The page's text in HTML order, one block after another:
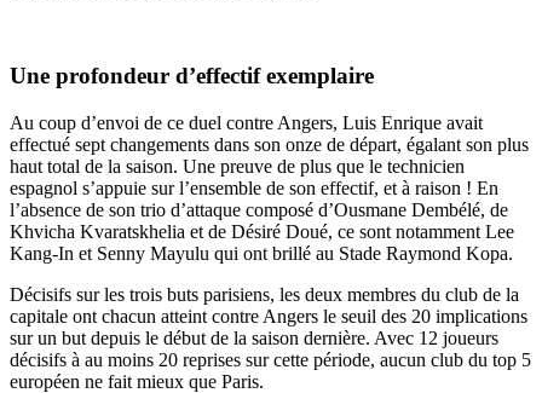
Une profondeur d’effectif exemplaire
Au coup d’envoi de ce duel contre Angers, Luis Enrique avait
effectué sept changements dans son onze de départ, égalant son plus
haut total de la saison. Une preuve de plus que le technicien
espagnol s’appuie sur l’ensemble de son effectif, et à raison ! En
l’absence de son trio d’attaque composé d’Ousmane Dembélé, de
Khvicha Kvaratskhelia et de Désiré Doué, ce sont notamment Lee
Kang-In et Senny Mayulu qui ont brillé au Stade Raymond Kopa.
Décisifs sur les trois buts parisiens, les deux membres du club de la
capitale ont chacun atteint contre Angers le seuil des 20 implications
sur un but depuis le début de la saison dernière. Avec 12 joueurs
décisifs à au moins 20 reprises sur cette période, aucun club du top 5
européen ne fait mieux que Paris.